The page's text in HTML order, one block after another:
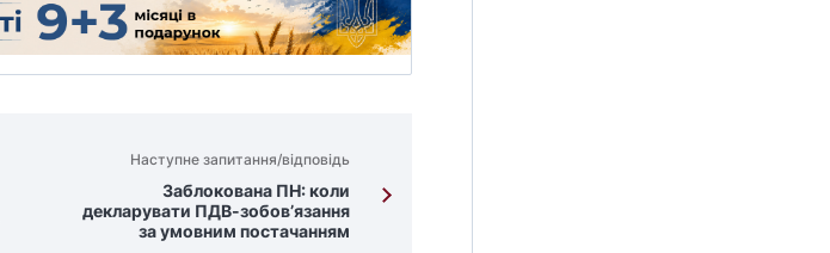
Наступне запитання/відповідь
Заблокована ПН: коли
декларувати ПДВ-зобов’язання
за умовним постачанням